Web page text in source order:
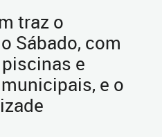
traz o
Sábado, com
e
e o